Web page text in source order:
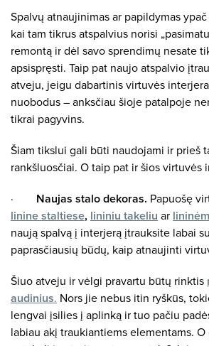
Spalvų atnaujinimas ar papildymas
kai tam tikrus atspalvius norisi
remontą ir dėl savo sprendimų nesate
apsispręsti. Taip pat naujo atspalvio
atveju, jeigu dabartinis virtuvės
nuobodus – anksčiau šioje patalpoje
tikrai pagyvins.
Šiam tikslui gali būti naudojami ir prieš
rankšluosčiai. O taip pat ir šios virtuvės
· Naujas stalo dekoras. Papuošę
linine staltiese, lininiu takeliu ar
naują spalvą į interjerą įtrauksite labai
paprasčiausių būdų, kaip atnaujinti
Šiuo atveju ir vėlgi pravartu būtų rinktis
audinius. Nors jie nebus itin ryškūs,
lengvai įsilies į aplinką ir tuo pačiu
labiau akį traukiantiems elementams.